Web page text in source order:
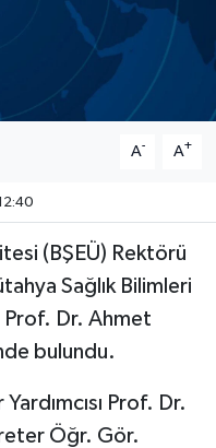
A- A+
(BŞEÜ) Rektörü
Sağlık Bilimleri
Prof. Dr. Ahmet
bulundu.
Prof. Dr.
Öğr. Gör.